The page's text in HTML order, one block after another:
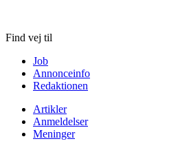
Find vej til
Job
Annonceinfo
Redaktionen
Artikler
Anmeldelser
Meninger